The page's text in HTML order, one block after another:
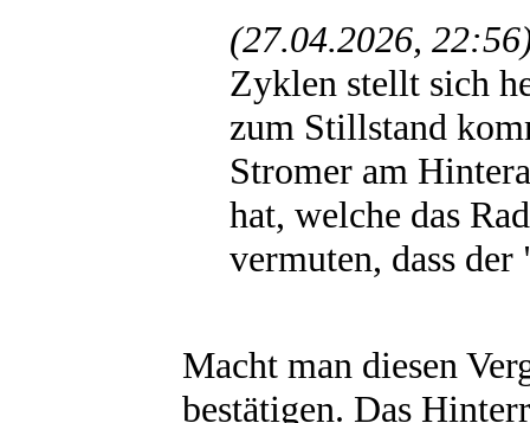
(27.04.2026,
Zyklen stellt sich
zum Stillstand
Stromer am
hat, welche das
vermuten, dass
Macht man diesen
bestätigen. Das